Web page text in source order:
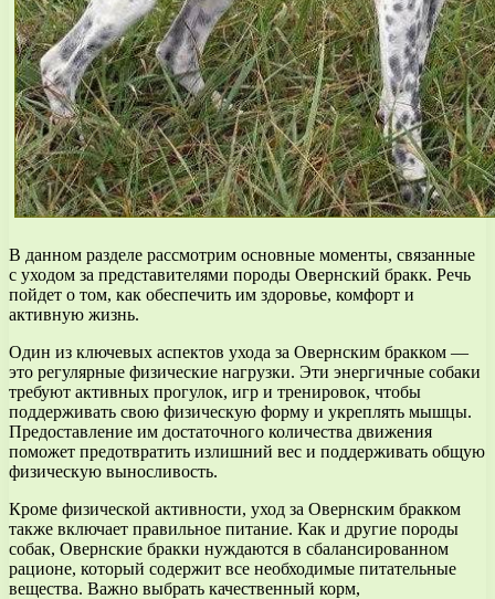
В данном разделе рассмотрим основные моменты, связанные
с уходом за представителями породы Овернский бракк. Речь
пойдет о том, как обеспечить им здоровье, комфорт и
активную жизнь.
Один из ключевых аспектов ухода за Овернским бракком —
это регулярные физические нагрузки. Эти энергичные собаки
требуют активных прогулок, игр и тренировок, чтобы
поддерживать свою физическую форму и укреплять мышцы.
Предоставление им достаточного количества движения
поможет предотвратить излишний вес и поддерживать общую
физическую выносливость.
Кроме физической активности, уход за Овернским бракком
также включает правильное питание. Как и другие породы
собак, Овернские бракки нуждаются в сбалансированном
рационе, который содержит все необходимые питательные
вещества. Важно выбрать качественный корм,